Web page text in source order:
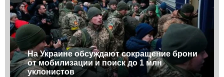
На Украине обсуждают сокращение брони
от мобилизации и поиск до 1 млн
уклонистов